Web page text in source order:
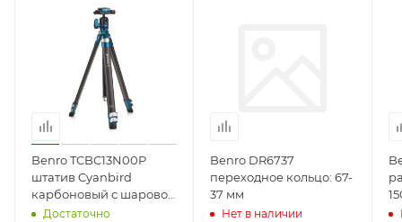
Benro TCBC13N00P
штатив Cyanbird
карбоновый с шаровой
головой/ Arca
Достаточно
Benro DR6737
переходное кольцо: 67-
37 мм
Нет в наличии